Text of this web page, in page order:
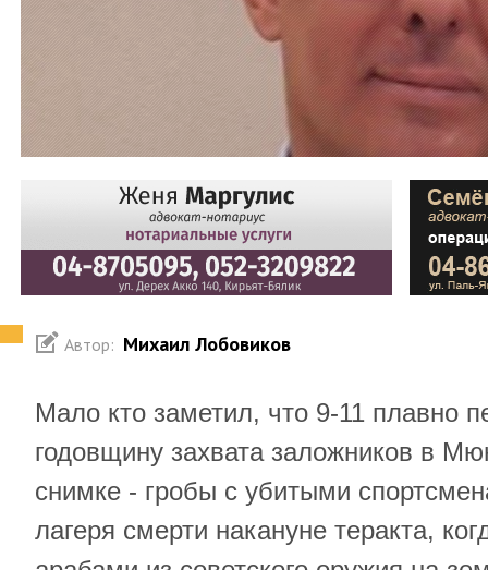
Автор: Михаил Лобовиков
Мало кто заметил, что 9-11 плавно
годовщину захвата заложников в
снимке - гробы с убитыми
лагеря смерти накануне теракта,